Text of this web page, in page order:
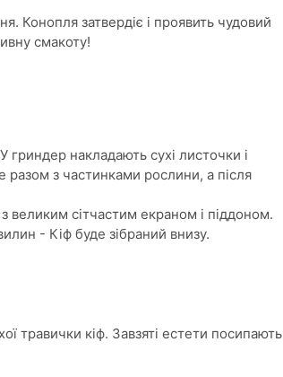
Конопля затвердіє і проявить чудовий
смакоту!
накладають сухі листочки і
разом з частинками рослини, а після
великим сітчастим екраном і піддоном.
- Кіф буде зібраний внизу.
травички кіф. Завзяті естети посипають